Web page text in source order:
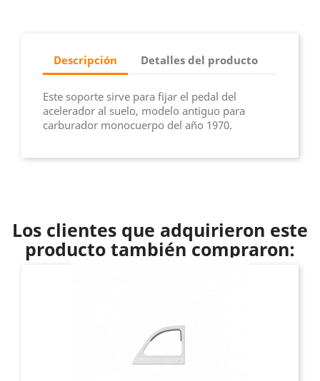
Descripción Detalles del producto
Este soporte sirve para fijar el pedal del
acelerador al suelo, modelo antiguo para
carburador monocuerpo del año 1970.
Los clientes que adquirieron este
producto también compraron: